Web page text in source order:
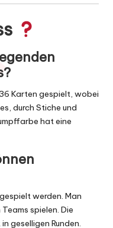
Karten gespielt, wobei
durch Stiche und
hat eine
werden. Man
spielen. Die
geselligen Runden.